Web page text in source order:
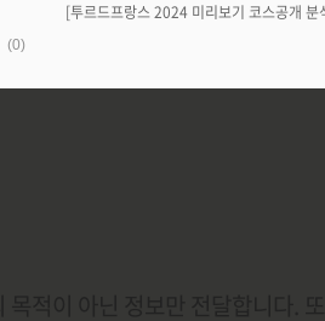
[투르드프랑스 2024 미리보기 코스공개 분
(0)